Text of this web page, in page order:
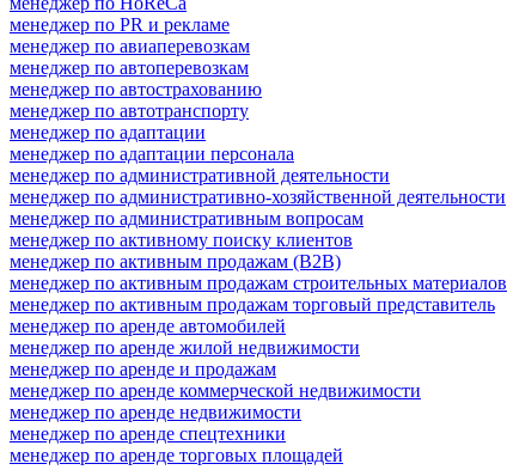
менеджер по PR и рекламе
менеджер по авиаперевозкам
менеджер по автоперевозкам
менеджер по автострахованию
менеджер по автотранспорту
менеджер по адаптации
менеджер по адаптации персонала
менеджер по административной деятельности
менеджер по административно-хозяйственной деятельности
менеджер по административным вопросам
менеджер по активному поиску клиентов
менеджер по активным продажам (B2B)
менеджер по активным продажам строительных материалов
менеджер по активным продажам торговый представитель
менеджер по аренде автомобилей
менеджер по аренде жилой недвижимости
менеджер по аренде и продажам
менеджер по аренде коммерческой недвижимости
менеджер по аренде недвижимости
менеджер по аренде спецтехники
менеджер по аренде торговых площадей